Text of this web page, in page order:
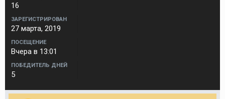
16
ЗАРЕГИСТРИРОВАН
27 марта, 2019
ПОСЕЩЕНИЕ
Вчера в 13:01
ПОБЕДИТЕЛЬ ДНЕЙ
5